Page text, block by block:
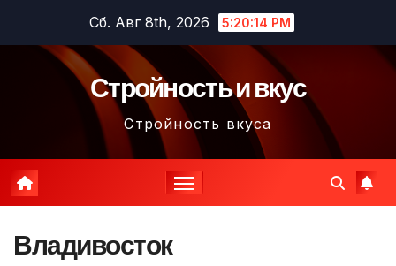
содержимому
Сб. Авг 8th, 2026 5:20:15 PM
Стройность и вкус
Стройность вкуса
Владивосток